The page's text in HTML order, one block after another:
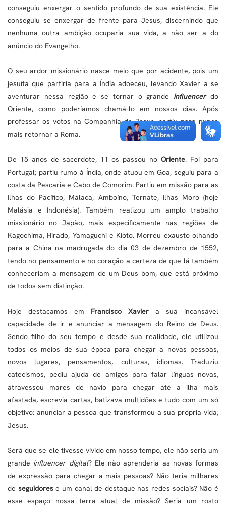
conseguiu enxergar o sentido profundo de sua existência. Ele
conseguiu se enxergar de frente para Jesus, discernindo que
nenhuma outra ambição ocuparia sua vida, a não ser a do
anúncio do Evangelho.
O seu ardor missionário nasce meio que por acidente, pois um
jesuíta que partiria para a Índia adoeceu, levando Xavier a se
aventurar nessa região e se tornar o grande influencer do
Oriente, como poderíamos chamá-lo em nossos dias. Após
professar os votos na Companhia de Jesus, partiu para nunca
mais retornar a Roma.
De 15 anos de sacerdote, 11 os passou noOriente. Foi para
Portugal; partiu rumo à Índia, onde atuou em Goa, seguiu para a
costa da Pescaria e Cabo de Comorim. Partiu em missão para as
Ilhas do Pacífico, Málaca, Amboíno, Ternate, Ilhas Moro (hoje
Malásia e Indonésia). Também realizou um amplo trabalho
missionário no Japão, mais especificamente nas regiões de
Kagochima, Hirado, Yamaguchi e Kioto. Morreu exausto olhando
para a China na madrugada do dia 03 de dezembro de 1552,
tendo no pensamento e no coração a certeza de que lá também
conheceriam a mensagem de um Deus bom, que está próximo
de todos sem distinção.
Hoje destacamos em Francisco Xavier a sua incansável
capacidade de ir e anunciar a mensagem do Reino de Deus.
Sendo filho do seu tempo e desde sua realidade, ele utilizou
todos os meios de sua época para chegar a novas pessoas,
novos lugares, pensamentos, culturas, idiomas. Traduziu
catecismos, pediu ajuda de amigos para falar línguas novas,
atravessou mares de navio para chegar até a ilha mais
afastada, escrevia cartas, batizava multidões e tudo com um só
objetivo: anunciar a pessoa que transformou a sua própria vida,
Jesus.
Será que se ele tivesse vivido em nosso tempo, ele não seria um
grande influencer digital? Ele não aprenderia as novas formas
de expressão para chegar a mais pessoas? Não teria milhares
de seguidorese um canal de destaque nas redes sociais? Não é
esse espaço nossa terra atual de missão? Seria um rosto